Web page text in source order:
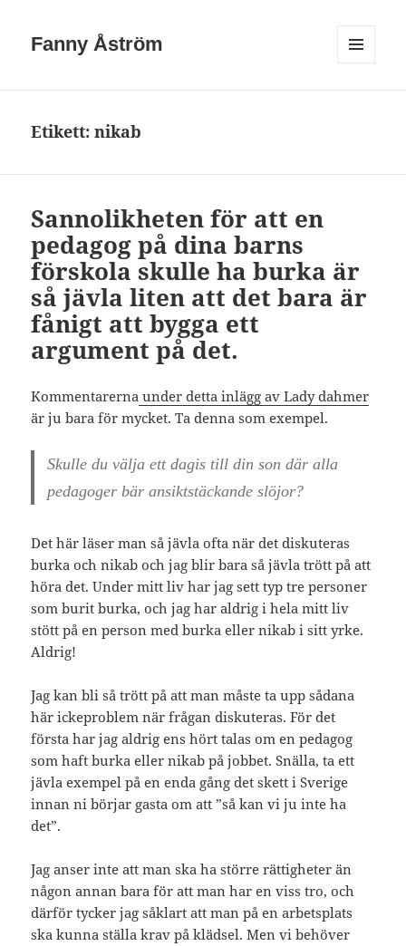
Fanny Åström
Etikett:nikab
Sannolikheten för att en
pedagog på dina barns
förskola skulle ha burka är
så jävla liten att det bara är
fånigt att bygga ett
argument på det.
Kommentarerna under detta inlägg av Lady dahmer
är ju bara för mycket. Ta denna som exempel.
Skulle du välja ett dagis till din son där alla
pedagoger bär ansiktstäckande slöjor?
Det här läser man så jävla ofta när det diskuteras
burka och nikab och jag blir bara så jävla trött på att
höra det. Under mitt liv har jag sett typ tre personer
som burit burka, och jag har aldrig i hela mitt liv
stött på en person med burka eller nikab i sitt yrke.
Aldrig!
Jag kan bli så trött på att man måste ta upp sådana
här ickeproblem när frågan diskuteras. För det
första har jag aldrig ens hört talas om en pedagog
som haft burka eller nikab på jobbet. Snälla, ta ett
jävla exempel på en enda gång det skett i Sverige
innan ni börjar gasta om att ”så kan vi ju inte ha
det”.
Jag anser inte att man ska ha större rättigheter än
någon annan bara för att man har en viss tro, och
därför tycker jag såklart att man på en arbetsplats
ska kunna ställa krav på klädsel. Men vi behöver